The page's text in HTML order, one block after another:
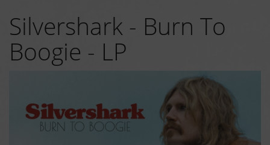
Silvershark - Burn To
Boogie - LP